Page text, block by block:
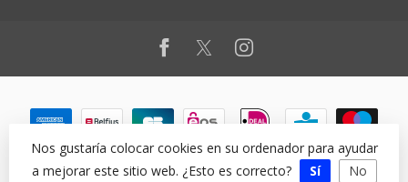
Nos gustaría colocar cookies en su ordenador para ayudar
a mejorar este sitio web. ¿Esto es correcto?
Sí No